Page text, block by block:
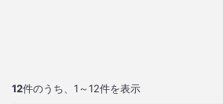
12件のうち、 1～12件を表示